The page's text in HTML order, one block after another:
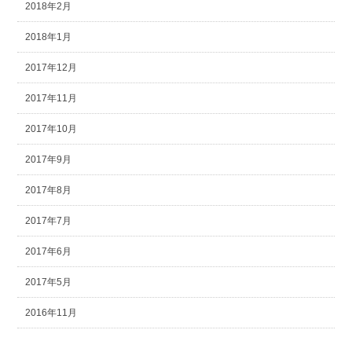
2018年2月
2018年1月
2017年12月
2017年11月
2017年10月
2017年9月
2017年8月
2017年7月
2017年6月
2017年5月
2016年11月